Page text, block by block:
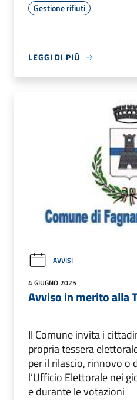
Gestione rifiuti
LEGGI DI PIÙ
AVVISI
4 GIUGNO 2025
Avviso in merito alla
Il Comune invita i
propria tessera
per il rilascio, rinnovo o
l’Ufficio Elettorale nei
e durante le votazioni